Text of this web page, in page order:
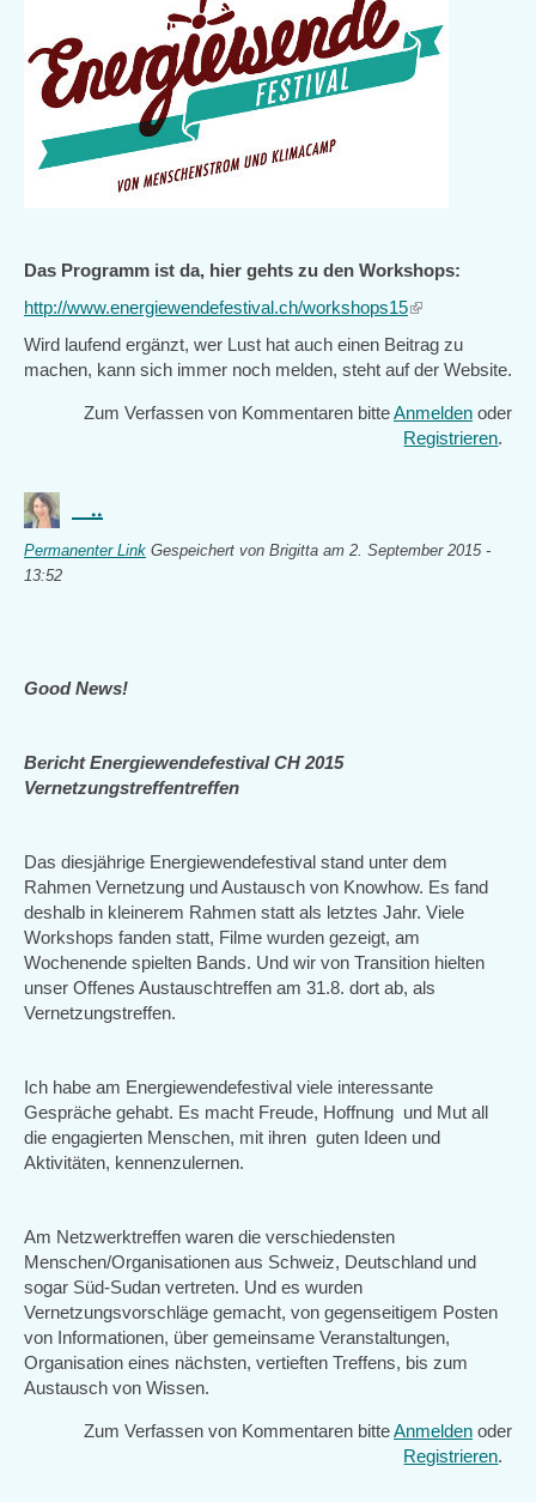
Das Programm ist da, hier gehts zu den Workshops:
http://www.energiewendefestival.ch/workshops15(link
external)
Wird laufend ergänzt, wer Lust hat auch einen Beitrag zu
machen, kann sich immer noch melden, steht auf der Website.
Zum Verfassen von Kommentaren bitteAnmelden oder
Registrieren.
..
Permanenter Link Gespeichert von Brigitta am 2. September 2015 -
13:52
Good News!
Bericht Energiewendefestival CH 2015
Vernetzungstreffentreffen
Das diesjährige Energiewendefestival stand unter dem
Rahmen Vernetzung und Austausch von Knowhow. Es fand
deshalb in kleinerem Rahmen statt als letztes Jahr. Viele
Workshops fanden statt, Filme wurden gezeigt, am
Wochenende spielten Bands. Und wir von Transition hielten
unser Offenes Austauschtreffen am 31.8. dort ab, als
Vernetzungstreffen.
Ich habe am Energiewendefestival viele interessante
Gespräche gehabt. Es macht Freude, Hoffnung und Mut all
die engagierten Menschen, mit ihren guten Ideen und
Aktivitäten, kennenzulernen.
Am Netzwerktreffen waren die verschiedensten
Menschen/Organisationen aus Schweiz, Deutschland und
sogar Süd-Sudan vertreten. Und es wurden
Vernetzungsvorschläge gemacht, von gegenseitigem Posten
von Informationen, über gemeinsame Veranstaltungen,
Organisation eines nächsten, vertieften Treffens, bis zum
Austausch von Wissen.
Zum Verfassen von Kommentaren bitteAnmelden oder
Registrieren.